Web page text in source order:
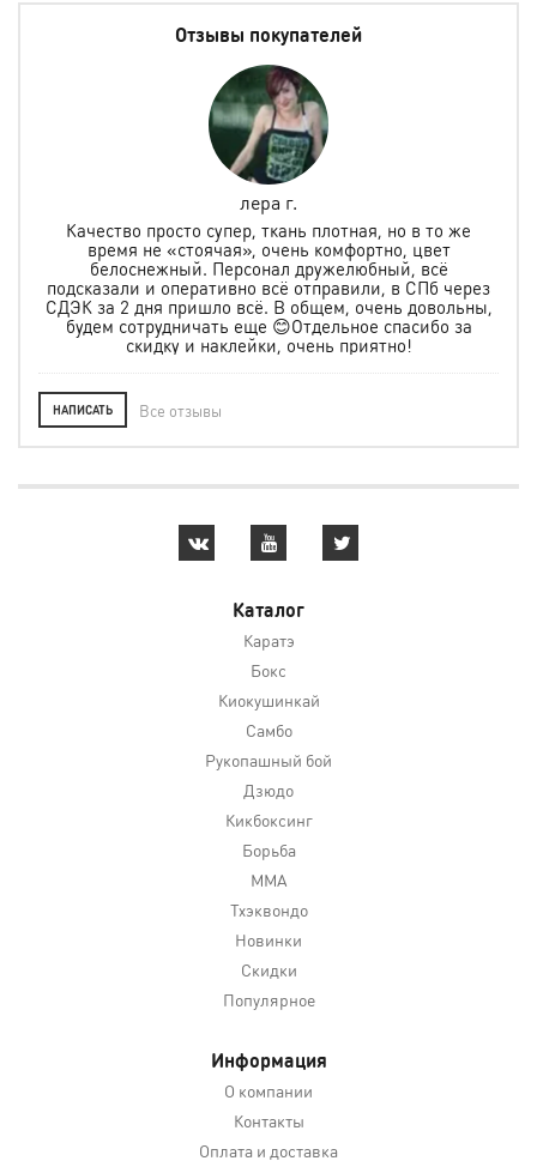
Отзывы покупателей
лера г.
Качество просто супер, ткань плотная, но в то же
время не «стоячая», очень комфортно, цвет
белоснежный. Персонал дружелюбный, всё
подсказали и оперативно всё отправили, в СПб через
СДЭК за 2 дня пришло всё. В общем, очень довольны,
будем сотрудничать еще 😊Отдельное спасибо за
скидку и наклейки, очень приятно!
НАПИСАТЬ Все отзывы
Каталог
Каратэ
Бокс
Киокушинкай
Самбо
Рукопашный бой
Дзюдо
Кикбоксинг
Борьба
MMA
Тхэквондо
Новинки
Скидки
Популярное
Информация
О компании
Контакты
Оплата и доставка